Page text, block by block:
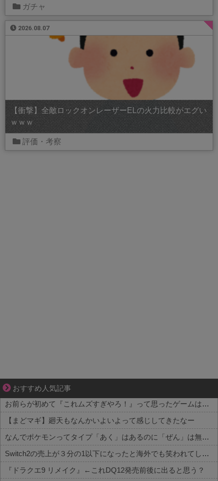
ガチャ
2026.08.07
【衝撃】全敵ロックオンレーザーELの火力比較がエグい
ｗｗｗ
評価・考察
おすすめ人気記事
小さなすれ違いが、夫を追い詰めていく
お前らが初めて『これムズすぎやろ！』って思ったゲームは何？
【まどマギ】廻天もなんかいよいよって感じしてきたなー
なんでポケモンってタイプ「あく」はあるのに「ぜん」は無いの？
Switch2の売上が３分の1以下になったと海外でも笑われてしまうwwwwwww
『ドラクエ9 リメイク』←これDQ12発売前後に出ると思う？